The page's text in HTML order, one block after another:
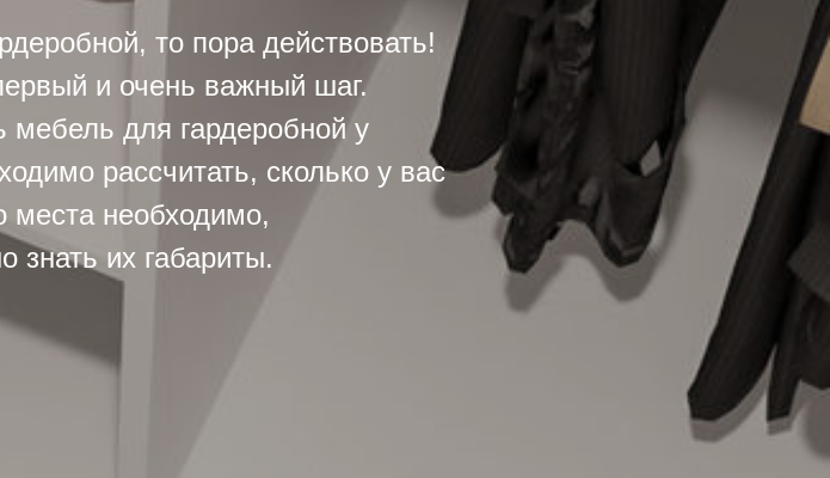
то пора действовать!
и очень важный шаг.
для гардеробной у
рассчитать, сколько у вас
места необходимо,
знать их габариты.